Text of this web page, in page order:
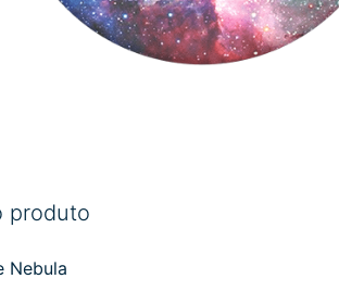
produto
Nebula